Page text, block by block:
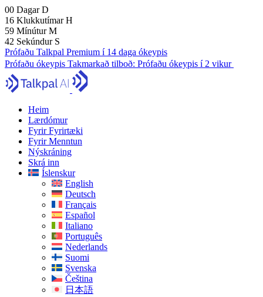
00 DagarD
16 KlukkutímarH
59 MínúturM
41 Sekúndur S
Prófaðu Talkpal Premium í 14 daga ókeypis
Prófaðu ókeypis Takmarkað tilboð: Prófaðu ókeypis í 2 vikur
Heim
Lærdómur
Fyrir Fyrirtæki
Fyrir Menntun
Nýskráning
Skrá inn
Íslenskur
English
Deutsch
Français
Español
Italiano
Português
Nederlands
Suomi
Svenska
Čeština
日本語